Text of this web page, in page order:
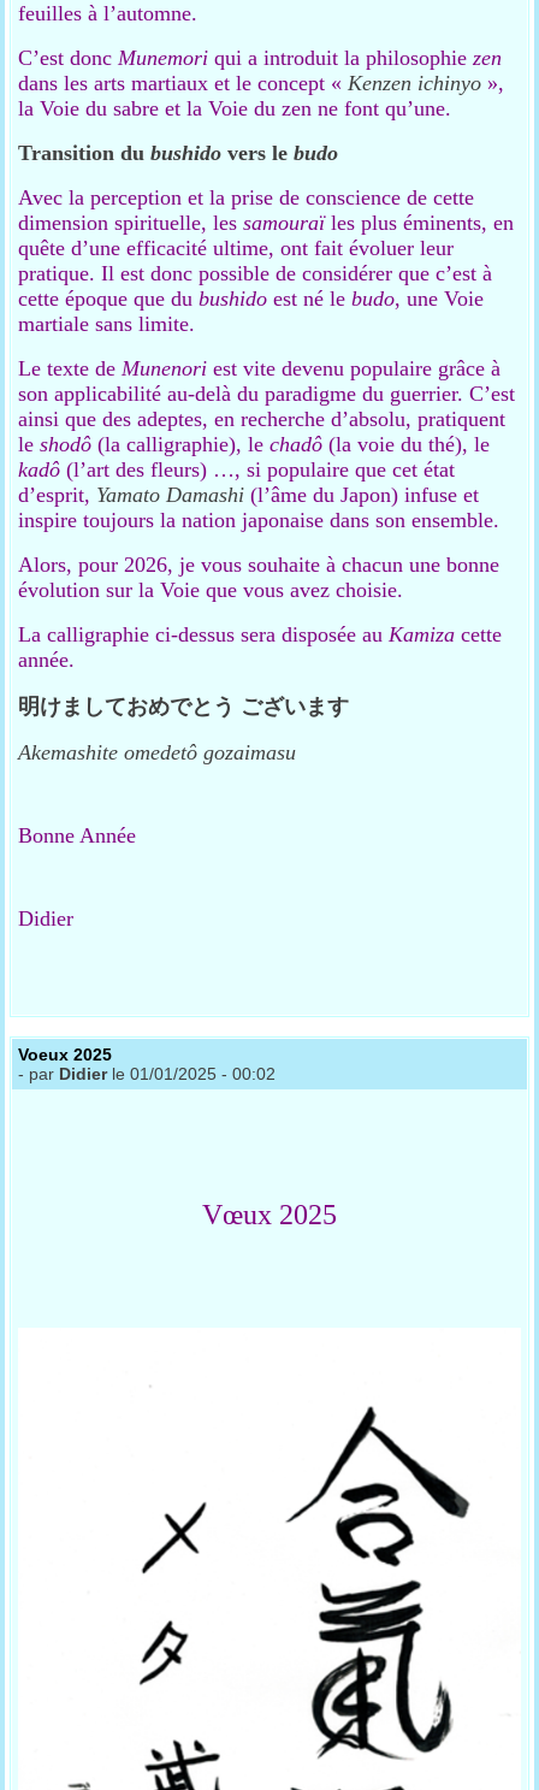
feuilles à l’automne.
C’est doncMunemori qui a introduit la philosophiezen
dans les arts martiaux et le concept «Kenzen ichinyo »,
la Voie du sabre et la Voie du zen ne font qu’une.
Transition dubushidovers lebudo
Avec la perception et la prise de conscience de cette
dimension spirituelle, lessamouraïles plus éminents, en
quête d’une efficacité ultime, ont fait évoluer leur
pratique. Il est donc possible de considérer que c’est à
cette époque que dubushido est né lebudo, une Voie
martiale sans limite.
Le texte deMunenori est vite devenu populaire grâce à
son applicabilité au-delà du paradigme du guerrier. C’est
ainsi que des adeptes, en recherche d’absolu, pratiquent
leshodô (la calligraphie), lechadô (la voie du thé), le
kadô (l’art des fleurs) …, si populaire que cet état
d’esprit, Yamato Damashi (l’âme du Japon) infuse et
inspire toujours la nation japonaise dans son ensemble.
Alors, pour 2026, je vous souhaite à chacun une bonne
évolution sur la Voie que vous avez choisie.
La calligraphie ci-dessus sera disposée auKamiza cette
année.
明けましておめでとう ございます
Akemashite omedetô gozaimasu
Bonne Année
Didier
Voeux 2025
- par Didierle 01/01/2025 - 00:02
Vœux 2025